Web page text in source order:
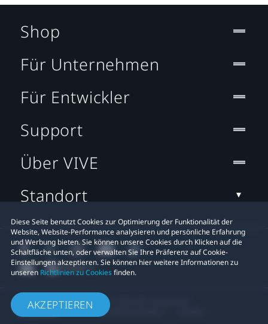
Diese Seite benutzt Cookies zur Optimierung der Funktionalität der
Website, Website-Performance analysieren und persönliche Erfahrung
und Werbung bieten. Sie können unsere Cookies durch Klicken auf die
Schaltfläche unten, oder verwalten Sie Ihre Präferenz auf Cookie-
Einstellungen akzeptieren. Sie können hier weitere Informationen zu
unseren Richtlinien zu Cookiesfinden.
AKZEPTIEREN
Shop
Für Unternehmen
Für Entwickler
Support
Über VIVE
Standort
© 2011-2026 HTC Corporation
Rechtlicher Hinweis